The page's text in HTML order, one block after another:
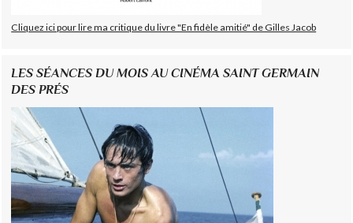
Cliquez ici pour lire ma critique du livre "En fidèle amitié" de Gilles Jacob
LES SÉANCES DU MOIS AU CINÉMA SAINT GERMAIN
DES PRÉS